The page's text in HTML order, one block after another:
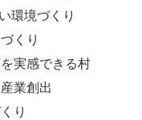
環境づくり
くり
実感できる村
業創出
り